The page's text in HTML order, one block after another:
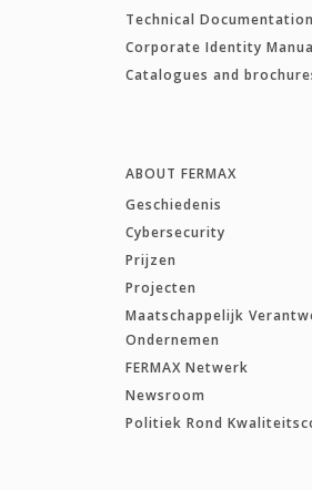
Technical Documentation
Corporate Identity
Catalogues and
ABOUT FERMAX
Geschiedenis
Cybersecurity
Prijzen
Projecten
Maatschappelijk
Ondernemen
FERMAX Netwerk
Newsroom
Politiek Rond